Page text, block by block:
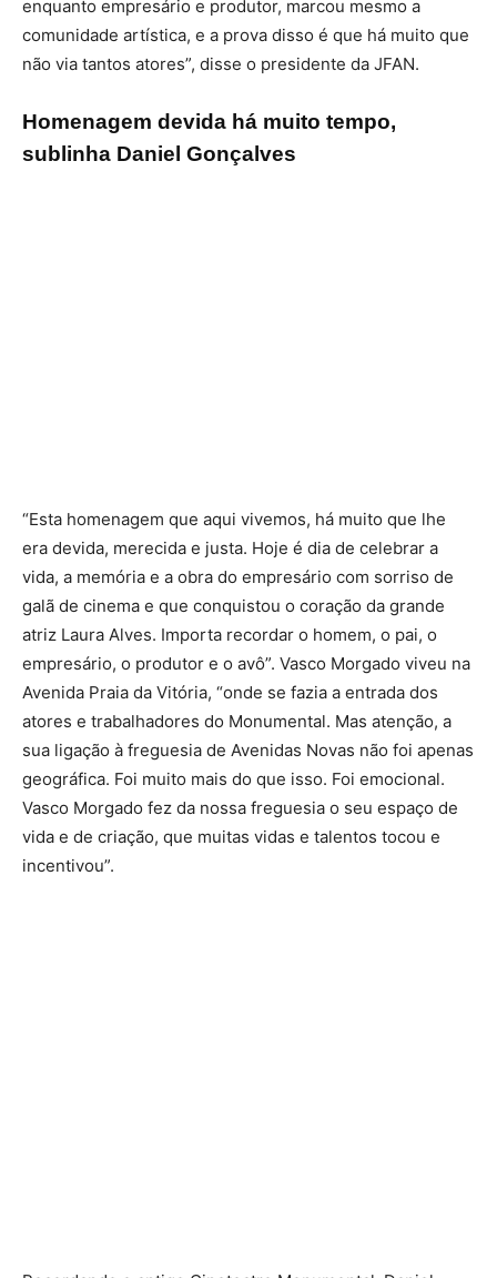
enquanto empresário e produtor, marcou mesmo a
comunidade artística, e a prova disso é que há muito que
não via tantos atores”, disse o presidente da JFAN.
Homenagem devida há muito tempo,
sublinha Daniel Gonçalves
“Esta homenagem que aqui vivemos, há muito que lhe
era devida, merecida e justa. Hoje é dia de celebrar a
vida, a memória e a obra do empresário com sorriso de
galã de cinema e que conquistou o coração da grande
atriz Laura Alves. Importa recordar o homem, o pai, o
empresário, o produtor e o avô”. Vasco Morgado viveu na
Avenida Praia da Vitória, “onde se fazia a entrada dos
atores e trabalhadores do Monumental. Mas atenção, a
sua ligação à freguesia de Avenidas Novas não foi apenas
geográfica. Foi muito mais do que isso. Foi emocional.
Vasco Morgado fez da nossa freguesia o seu espaço de
vida e de criação, que muitas vidas e talentos tocou e
incentivou”.